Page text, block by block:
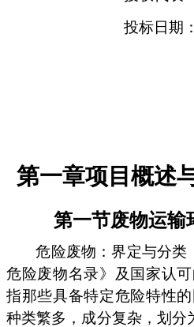
投标日期
第一章项目概述
第一节废物运输
危险废物：界定与分类
危险废物名录》及国家认
指那些具备特定危险特性
种类繁多，成分复杂，划分